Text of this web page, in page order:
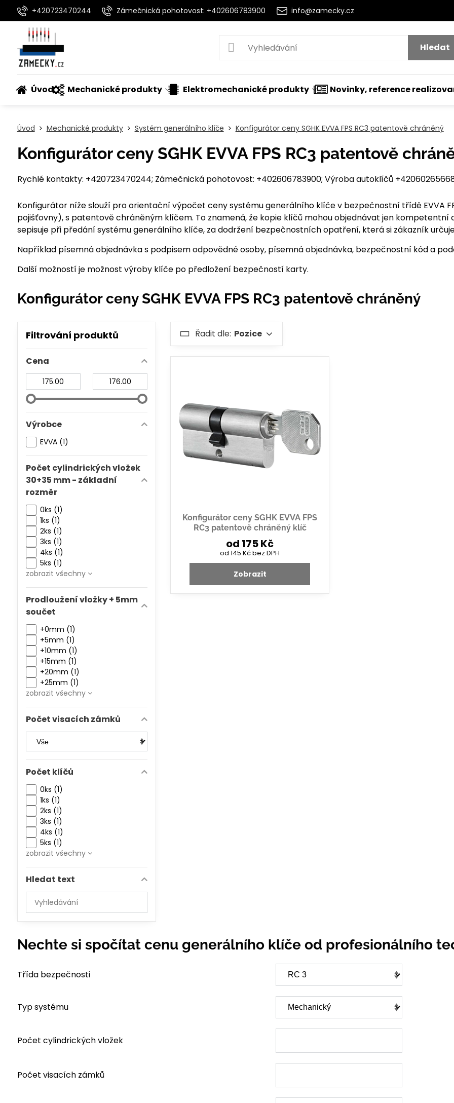
+420723470244 Zámečnická pohotovost: +402606783900 info@zamecky.cz
Hledat
Úvod Mechanické produkty Elektromechanické produkty Novinky, reference
Úvod Mechanické produkty Systém generálního klíče Konfigurátor ceny SGHK EVVA FPS RC3 patentově chráněný
Konfigurátor ceny SGHK EVVA FPS RC3 patentově
Rychlé kontakty: +420723470244; Zámečnická pohotovost: +402606783900; Výroba autoklíčů
Konfigurátor níže slouží pro orientační výpočet ceny systému generálního klíče v bezpečnostní třídě EVVA
pojišťovny), s patentově chráněným klíčem. To znamená, že kopie klíčů mohou objednávat jen kompetentní
sepisuje při předání systému generálního klíče, za dodržení bezpečnostních opatření, která si zákazník
Například písemná objednávka s podpisem odpovědné osoby, písemná objednávka, bezpečnostní kód a
Další možností je možnost výroby klíče po předložení bezpečností karty.
Konfigurátor ceny SGHK EVVA FPS RC3 patentově chráněný
Řadit dle: Pozice
Konfigurátor ceny SGHK EVVA FPS
RC3 patentově chráněný klíč
od 175 Kč
od 145 Kčbez DPH
Zobrazit
Filtrování produktů
Cena
Výrobce
EVVA (1)
Počet cylindrických vložek
30+35 mm - základní
rozměr
0ks (1)
1ks (1)
2ks (1)
3ks (1)
4ks (1)
5ks (1)
zobrazit všechny
Prodloužení vložky + 5mm
součet
+0mm (1)
+5mm (1)
+10mm (1)
+15mm (1)
+20mm (1)
+25mm (1)
zobrazit všechny
Počet visacích zámků
Počet klíčů
0ks (1)
1ks (1)
2ks (1)
3ks (1)
4ks (1)
5ks (1)
zobrazit všechny
Hledat text
Prohledat
výsledky
filtru
Nechte si spočítat cenu generálního klíče od profesionálního
Třída bezpečnosti
Typ systému
Počet cylindrických vložek
Počet visacích zámků